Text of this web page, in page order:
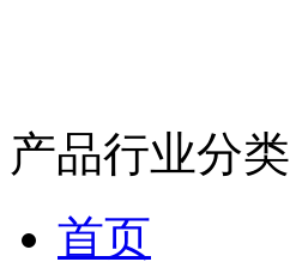
产品行业分类
首页